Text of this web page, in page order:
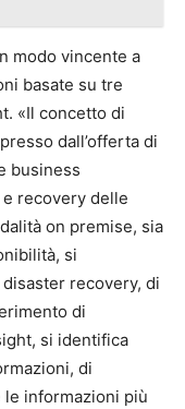
modo vincente a
basate su tre
«Il concetto di
dall’offerta di
business
e recovery delle
on premise, sia
si
recovery, di
di
si identifica
di
informazioni più